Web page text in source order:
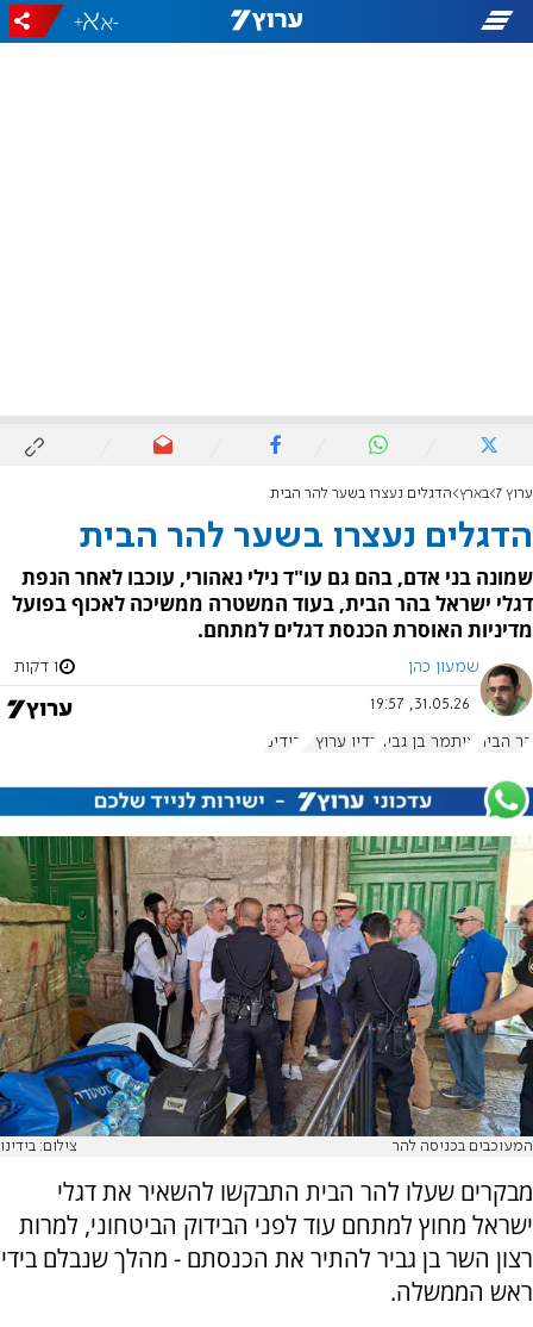
-
+
ערוץ 7 בארץ הדגלים נעצרו בשער להר הבית
הדגלים נעצרו בשער להר הבית
שמונה בני אדם, בהם גם עו"ד נילי נאהורי, עוכבו לאחר הנפת
דגלי ישראל בהר הבית, בעוד המשטרה ממשיכה לאכוף בפועל
מדיניות האוסרת הכנסת דגלים למתחם.
שמעון כהן 1 דקות
31.05.26, 19:57
הר הבית איתמר בן גביר רדיו ערוץ 7 בידינו
המעוכבים בכניסה להר צילום: בידינו
מבקרים שעלו להר הבית התבקשו להשאיר את דגלי
ישראל מחוץ למתחם עוד לפני הבידוק הביטחוני, למרות
רצון השר בן גביר להתיר את הכנסתם - מהלך שנבלם בידי
ראש הממשלה.